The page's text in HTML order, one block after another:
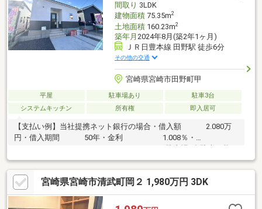
間取り 3LDK
建物面積75.35m2
土地面積160.23m2
築年月 2024年8月(築2年1ヶ月)
ＪＲ日豊本線 田野駅 徒歩6分
その他の交通
宮崎県宮崎市田野町甲
平屋 駐車場あり
駐車3台
システムキッチン
所有権 即入居可
【支払い例】当社提携ネット銀行の場合・借入額 2.080万
円・借入期間 50年・金利 1.008％・
豊富な収納スペース・家族との会話も弾むカウンターキッチン・
清潔感がありお手入れがしやすい人造大理石のシンク・【省令準
耐火構造】 外部の延焼、各室の防火、他室への延焼遅延・明る
い南向きのお部屋周辺環境マックスバリュー田野店 徒歩8分営業
時間07:00～22:00でお仕事帰りのお買い物にも便利です♪
宮崎県宮崎市清武町岡２ 1,980万円 3DK